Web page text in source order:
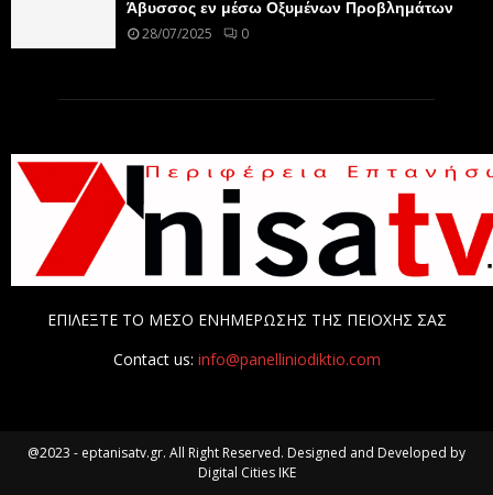
Άβυσσος εν μέσω Οξυμένων Προβλημάτων
28/07/2025 0
ΕΠΙΛΕΞΤΕ ΤΟ ΜΕΣΟ ΕΝΗΜΕΡΩΣΗΣ ΤΗΣ ΠΕΙΟΧΗΣ ΣΑΣ
Contact us: info@panelliniodiktio.com
@2023 - eptanisatv.gr. All Right Reserved. Designed and Developed by
Digital Cities IKE